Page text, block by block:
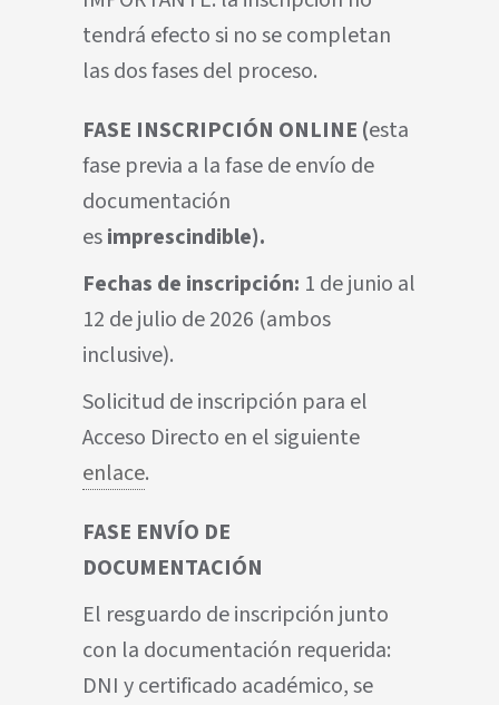
tendrá efecto si no se completan
las dos fases del proceso.
FASE INSCRIPCIÓN ONLINE (esta
fase previa a la fase de envío de
documentación
esimprescindible).
Fechas de inscripción: 1 de junio al
12 de julio de 2026 (ambos
inclusive).
Solicitud de inscripción para el
Acceso Directo en el siguiente
enlace.
FASE ENVÍO DE
DOCUMENTACIÓN
El resguardo de inscripción junto
con la documentación requerida:
DNI y certificado académico, se